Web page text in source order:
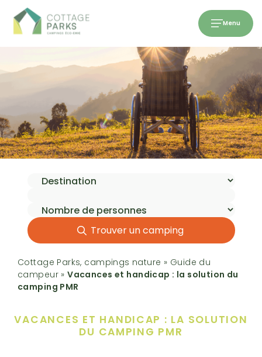
Menu
Trouver un camping
Cottage Parks, campings nature » Guide du
campeur»Vacances et handicap : la solution du
camping PMR
VACANCES ET HANDICAP : LA SOLUTION
DU CAMPING PMR